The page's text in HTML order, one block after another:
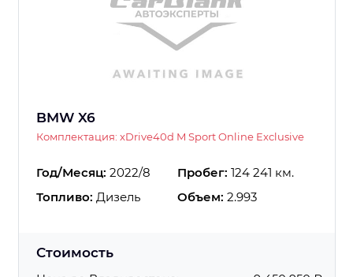
BMW X6
Комплектация: xDrive40d M Sport Online Exclusive
Год/Месяц: 2022/8 Пробег: 124 241 км.
Топливо: Дизель Объем: 2.993
Стоимость